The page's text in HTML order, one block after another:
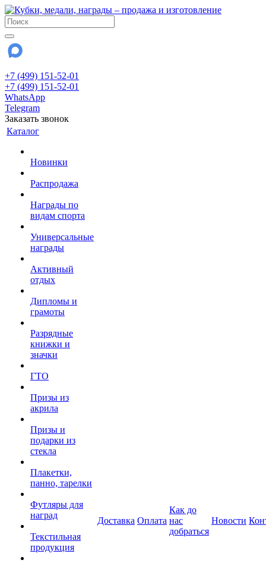
+7 (499) 151-52-01
+7 (499) 151-52-01
WhatsApp
Telegram
Заказать звонок
Каталог
Новинки
Распродажа
Награды по
видам спорта
Универсальные
награды
Активный
отдых
Дипломы и
грамоты
Разрядные
книжки и
значки
ГТО
Призы из
акрила
Призы и
подарки из
стекла
Плакетки,
панно, тарелки
Футляры для
наград
Текстильная
продукция
Доставка Оплата
Как до
нас
добраться
Новости